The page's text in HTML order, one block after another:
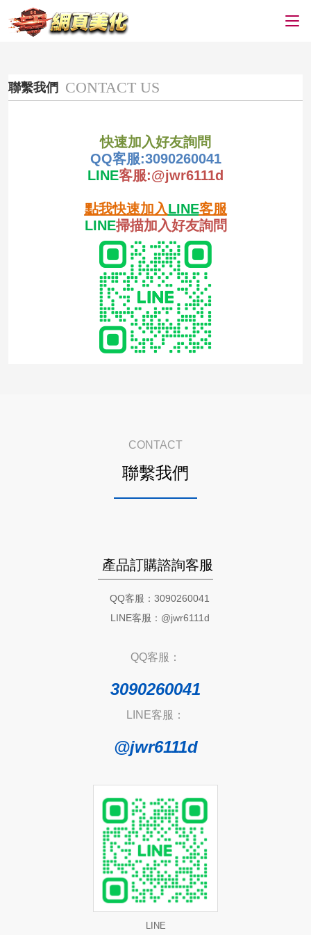
聯繫我們 CONTACT US
快速加入好友詢問
QQ客服:3090260041
LINE客服:@jwr6111d
點我快速加入LINE客服
LINE掃描加入好友詢問
CONTACT
聯繫我們
產品訂購諮詢客服
QQ客服：3090260041
LINE客服：@jwr6111d
QQ客服：
3090260041
LINE客服：
@jwr6111d
LINE